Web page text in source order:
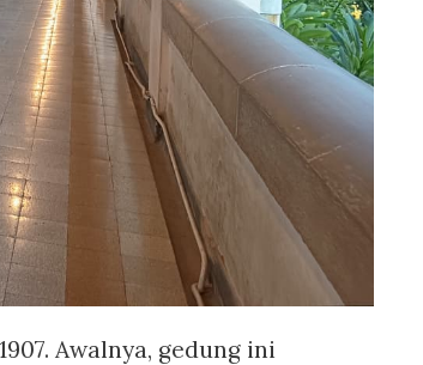
Awalnya, gedung ini